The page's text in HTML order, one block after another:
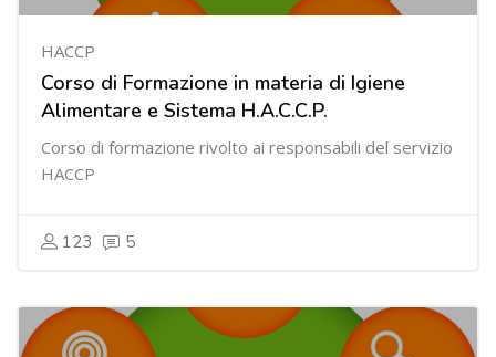
HACCP
Corso di Formazione in materia di Igiene
Alimentare e Sistema H.A.C.C.P.
Corso di formazione rivolto ai responsabili del servizio
HACCP
123 5